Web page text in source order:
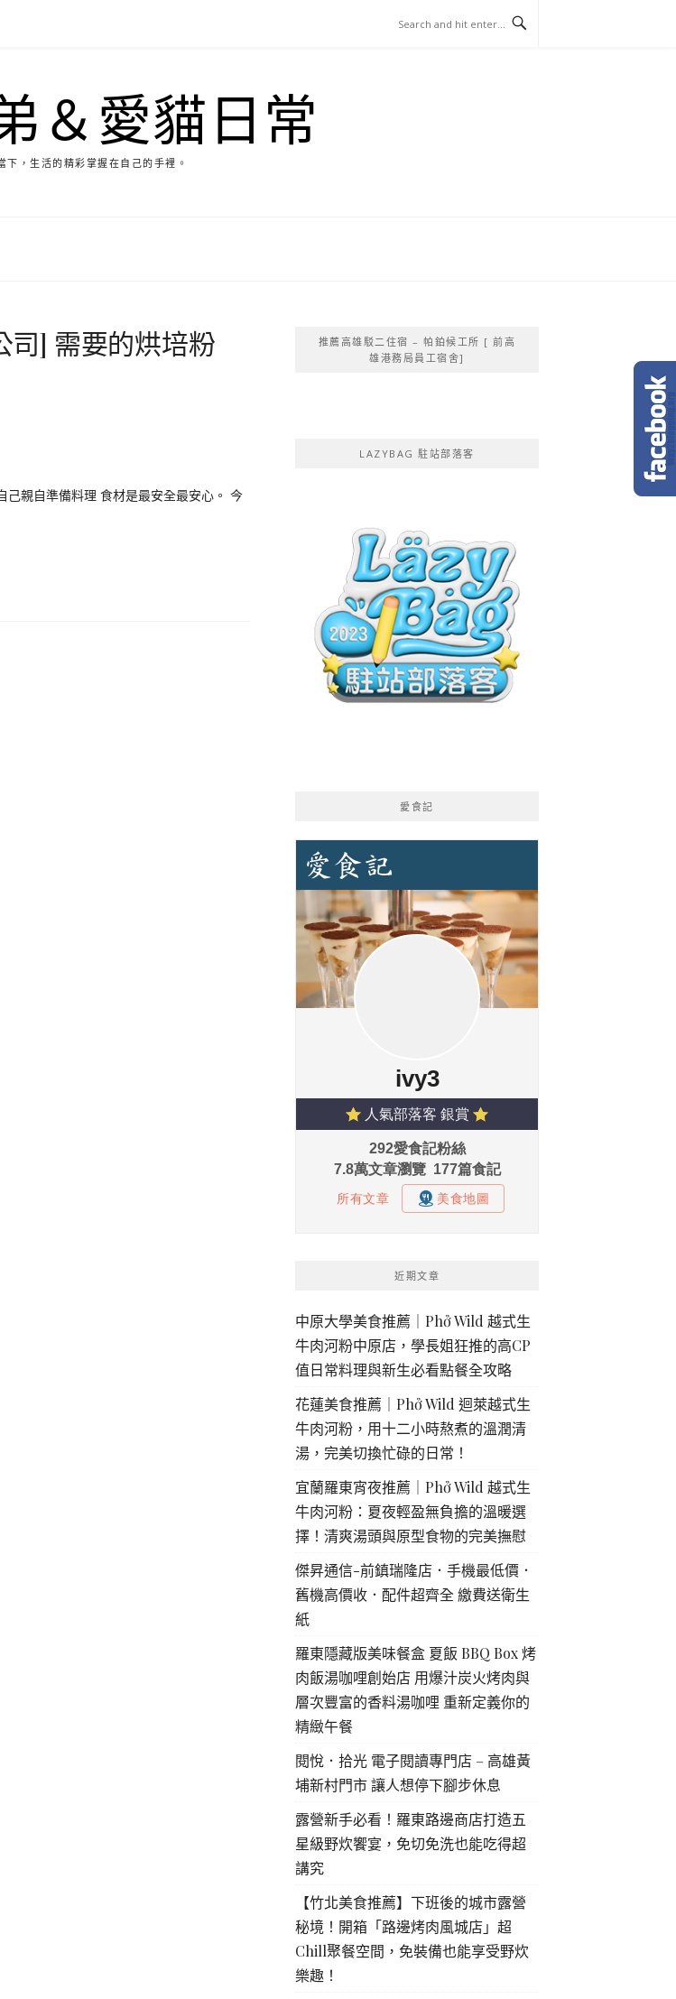
＆愛貓日常
下，生活的精彩掌握在自己的手裡。
司] 需要的烘培粉
親自準備料理 食材是最安全最安心。 今
推薦高雄駁二住宿 – 帕鉑候工所 [ 前高
雄港務局員工宿舍]
LAZYBAG 駐站部落客
愛食記
近期文章
中原大學美食推薦｜Phở Wild 越式生
牛肉河粉中原店，學長姐狂推的高CP
值日常料理與新生必看點餐全攻略
花蓮美食推薦｜Phở Wild 迴萊越式生
牛肉河粉，用十二小時熬煮的溫潤清
湯，完美切換忙碌的日常！
宜蘭羅東宵夜推薦｜Phở Wild 越式生
牛肉河粉：夏夜輕盈無負擔的溫暖選
擇！清爽湯頭與原型食物的完美撫慰
傑昇通信-前鎮瑞隆店．手機最低價．
舊機高價收．配件超齊全 繳費送衛生
紙
羅東隱藏版美味餐盒 夏飯 BBQ Box 烤
肉飯湯咖哩創始店 用爆汁炭火烤肉與
層次豐富的香料湯咖哩 重新定義你的
精緻午餐
閱悅．拾光 電子閱讀專門店 – 高雄黃
埔新村門市 讓人想停下腳步休息
露營新手必看！羅東路邊商店打造五
星級野炊饗宴，免切免洗也能吃得超
講究
【竹北美食推薦】下班後的城市露營
秘境！開箱「路邊烤肉風城店」超
Chill聚餐空間，免裝備也能享受野炊
樂趣！